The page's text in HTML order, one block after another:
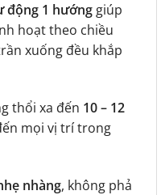
động 1 hướnggiúp
hoạt theo chiều
xuống đều khắp
thổi xa đến 10 – 12
mọi vị trí trong
nhàng, không phả